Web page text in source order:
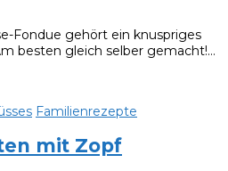
Fondue gehört ein knuspriges
besten gleich selber gemacht!…
Familienrezepte
mit Zopf